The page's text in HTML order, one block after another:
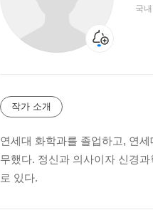
국
작가 소개
연세대 화학과를 졸업하고, 연
무했다. 정신과 의사이자 신경
로 있다.